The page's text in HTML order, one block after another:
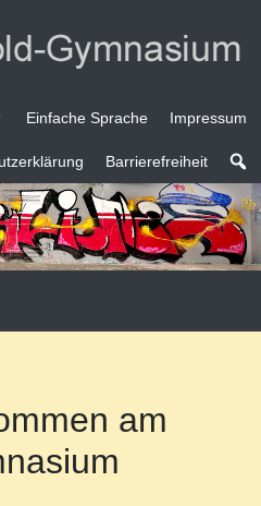
Einfache Sprache Impressum
Barrierefreiheit
am